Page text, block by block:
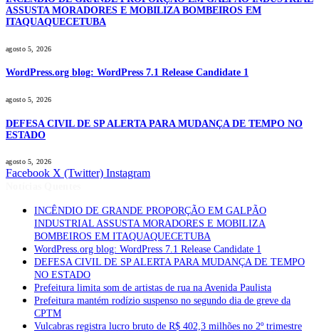
ASSUSTA MORADORES E MOBILIZA BOMBEIROS EM
ITAQUAQUECETUBA
agosto 5, 2026
WordPress.org blog: WordPress 7.1 Release Candidate 1
agosto 5, 2026
DEFESA CIVIL DE SP ALERTA PARA MUDANÇA DE TEMPO NO
ESTADO
agosto 5, 2026
Facebook X (Twitter) Instagram
INCÊNDIO DE GRANDE PROPORÇÃO EM GALPÃO
INDUSTRIAL ASSUSTA MORADORES E MOBILIZA
BOMBEIROS EM ITAQUAQUECETUBA
WordPress.org blog: WordPress 7.1 Release Candidate 1
DEFESA CIVIL DE SP ALERTA PARA MUDANÇA DE TEMPO
NO ESTADO
Prefeitura limita som de artistas de rua na Avenida Paulista
Prefeitura mantém rodízio suspenso no segundo dia de greve da
CPTM
Vulcabras registra lucro bruto de R$ 402,3 milhões no 2º trimestre